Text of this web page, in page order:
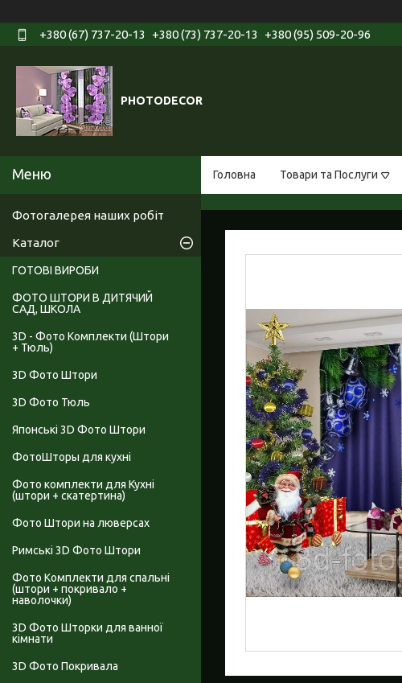
+380 (67) 737-20-13 +380 (73) 737-20-13 +380 (95) 509-20-96
PHOTODECOR
Головна Товари та Послуги
Фотогалерея наших робіт
Каталог
ГОТОВІ ВИРОБИ
ФОТО ШТОРИ В ДИТЯЧИЙ
САД, ШКОЛА
3D - Фото Комплекти (Штори
+ Тюль)
3D Фото Штори
3D Фото Тюль
Японські 3D Фото Штори
ФотоШторы для кухні
Фото комплекти для Кухні
(штори + скатертина)
Фото Штори на люверсах
Римські 3D Фото Штори
Фото Комплекти для спальні
(штори + покривало +
наволочки)
3D Фото Шторки для ванної
кімнати
3D Фото Покривала